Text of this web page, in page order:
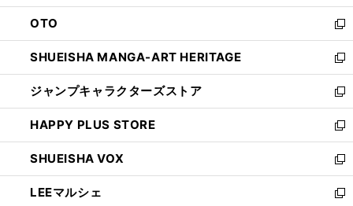
ウ
で
開
く
ン
ド
ウ
で
開
く
OTO
新
し
い
ウ
ィ
ン
ド
ウ
で
開
く
SHUEISHA MANGA-ART HERITAGE
新
し
い
ウ
ィ
ン
ド
ウ
で
ジャンプキャラクターズストア
新
し
い
ウ
ィ
ン
ド
HAPPY PLUS STORE
新
し
い
ウ
ィ
SHUEISHA VOX
新
し
い
LEEマルシェ
新